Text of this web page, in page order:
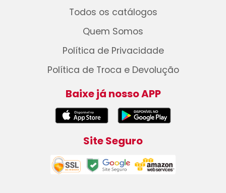
Todos os catálogos
Quem Somos
Política de Privacidade
Política de Troca e Devolução
Baixe já nosso APP
Site Seguro